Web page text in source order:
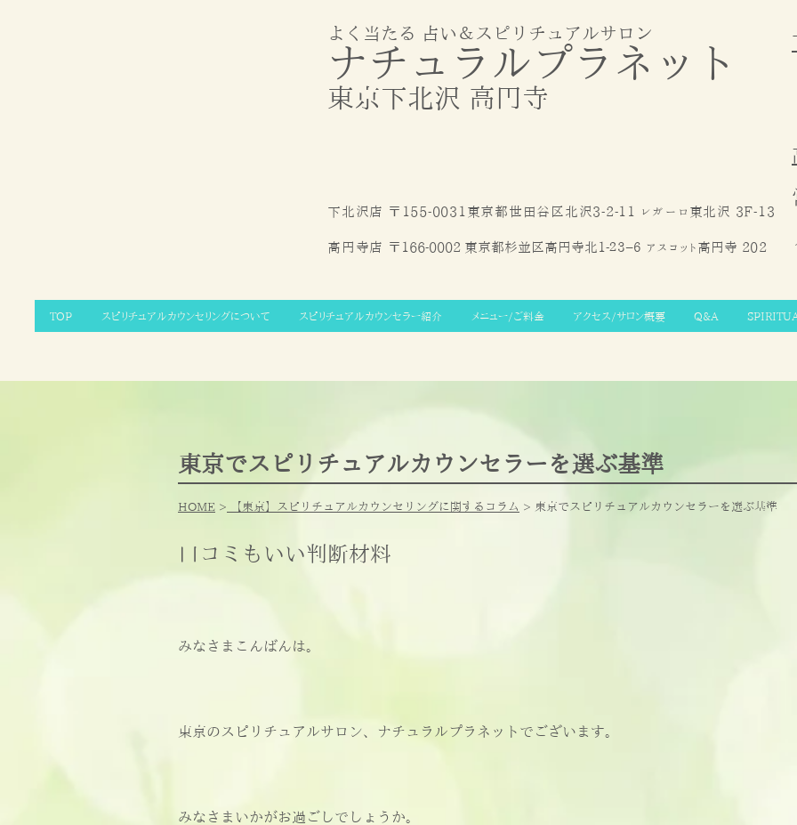
よく当たる 占い＆スピリチュアルサロン
ナチュラルプラ ネット
東京下北沢 高円寺
下北沢店 〒155-0031東京都世田谷区北沢3-2-11 レガーロ東北沢 3F-13
高円寺店 〒166-0002 東京都杉並区高円寺北1-２３−６ アスコット高円寺 202
TOP スピリチュアルカウンセリングについて スピリチュアルカウンセラー紹介 メニュー/ご料金 アクセス/サロン概要 Q&A
口コミもいい判断材料
みなさまこんばんは。
東京のスピリチュアルサロン、ナチュラルプラネットでございます。
みなさまいかがお過ごしでしょうか。
東京でスピリチュアルカウンセラーを選ぶ基準
HOME > 【東京】スピリチュアルカウンセリングに関するコラム > 東京でスピリチュアルカウンセラーを選ぶ基準